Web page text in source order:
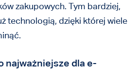
zakupowych. Tym bardziej,
technologią, dzięki której wiele
najważniejsze dla e-